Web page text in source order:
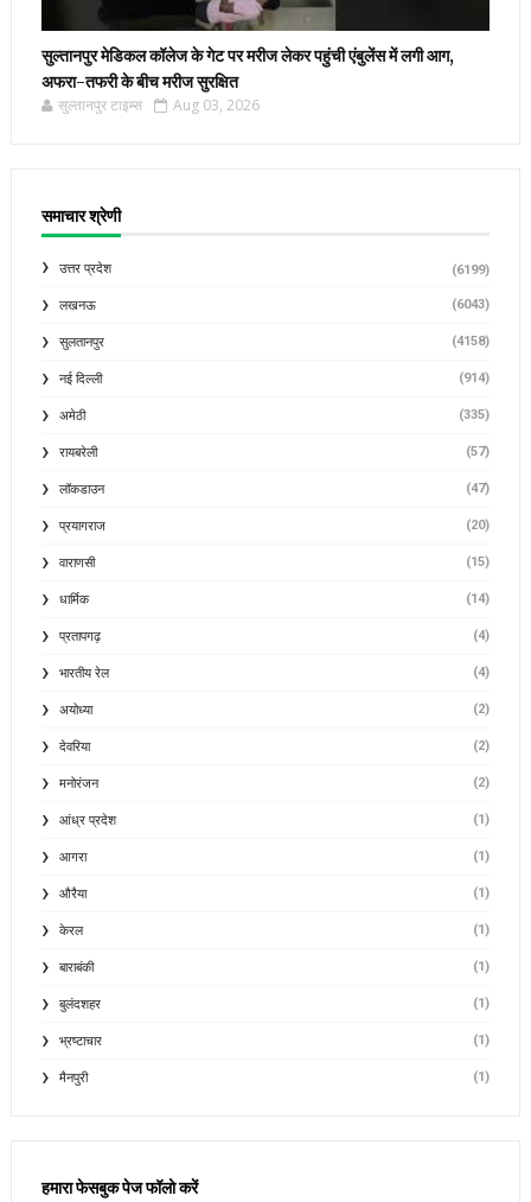
सुल्तानपुर मेडिकल कॉलेज के गेट पर मरीज लेकर पहुंची एंबुलेंस में लगी आग,
अफरा-तफरी के बीच मरीज सुरक्षित
सुल्तानपुर टाइम्स Aug 03, 2026
समाचार श्रेणी
उत्तर प्रदेश (6199)
लखनऊ (6043)
सुलतानपुर (4158)
नई दिल्ली (914)
अमेठी (335)
रायबरेली (57)
लॉकडाउन (47)
प्रयागराज (20)
वाराणसी (15)
धार्मिक (14)
प्रतापगढ़ (4)
भारतीय रेल (4)
अयोध्या (2)
देवरिया (2)
मनोरंजन (2)
आंध्र प्रदेश (1)
आगरा (1)
औरैया (1)
केरल (1)
बाराबंकी (1)
बुलंदशहर (1)
भ्रष्टाचार (1)
मैनपुरी (1)
हमारा फेसबुक पेज फॉलो करें